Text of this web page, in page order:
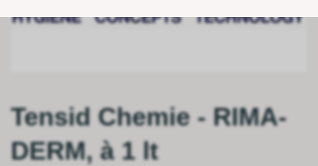
Tensid Chemie - RIMA-
DERM, à 1 lt